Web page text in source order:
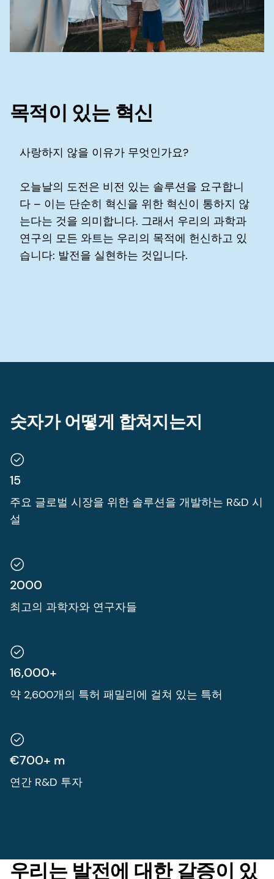
목적이 있는 혁신
사랑하지 않을 이유가 무엇인가요?
오늘날의 도전은 비전 있는 솔루션을 요구합니
다 – 이는 단순히 혁신을 위한 혁신이 통하지 않
는다는 것을 의미합니다. 그래서 우리의 과학과
연구의 모든 와트는 우리의 목적에 헌신하고 있
습니다: 발전을 실현하는 것입니다.
숫자가 어떻게 합쳐지는지
15
주요 글로벌 시장을 위한 솔루션을 개발하는 R&D 시
설
2000
최고의 과학자와 연구자들
16,000+
약 2,600개의 특허 패밀리에 걸쳐 있는 특허
€700+ m
연간 R&D 투자
우리는 발전에 대한 갈증이 있